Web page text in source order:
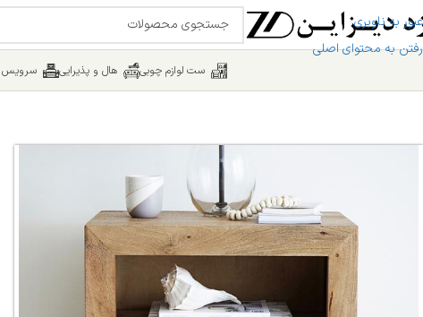
عبور به ناوبری
رفتن به محتوای اصلی
ست لوازم چوبی هال و پذیرایی سرویس